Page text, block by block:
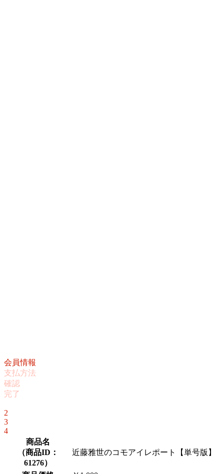
会員情報
支払方法
確認
完了
2
3
4
商品名
（商品ID：
61276）
近藤雅世のコモアイレポート【単号版】